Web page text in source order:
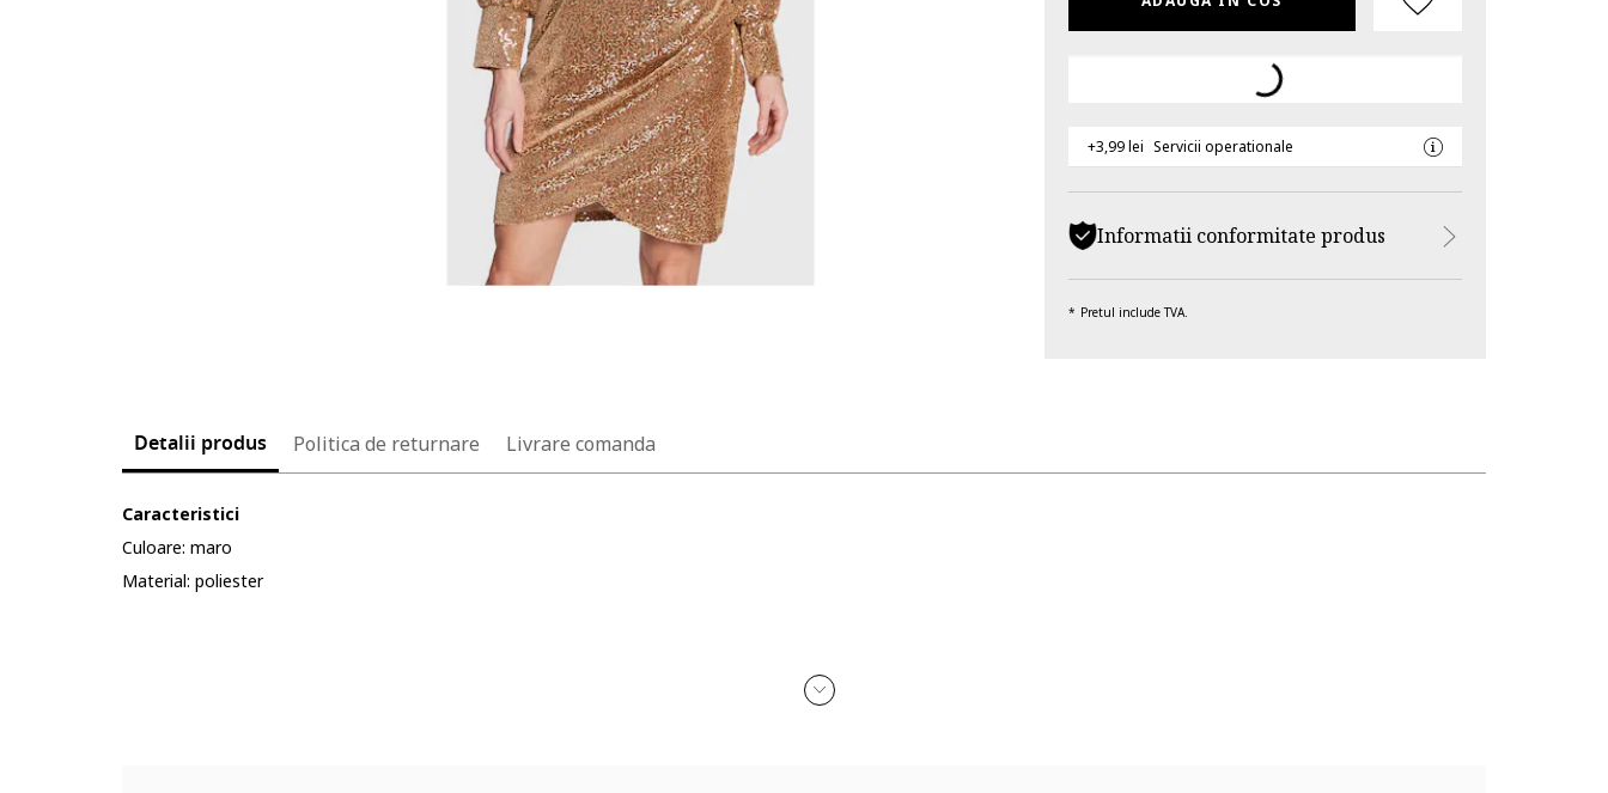
+3,99 lei Servicii operationale
Informatii conformitate produs
Pretul include TVA.
Detalii produs Politica de returnare Livrare comanda
Caracteristici
Culoare: maro
Material: poliester